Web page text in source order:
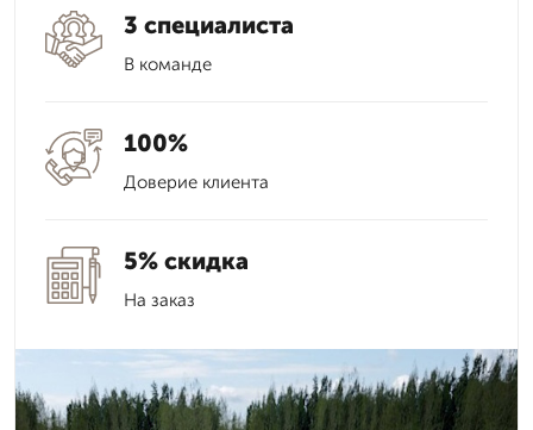
3 специалиста
В команде
100%
Доверие клиента
5% скидка
На заказ